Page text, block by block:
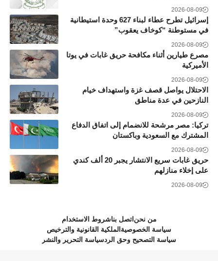
2026-08-09
إسرائيل تطرح عطاء لبناء 627 وحدة استيطانية
في مستوطنة “كوخاف يعقوب”
2026-08-09
مصرع طيارين أثناء مكافحة حريق غابات في يوتا
الأميركية
2026-08-09
الاحتلال يواصل قصف غزة واستهداف خيام
النازحين في عدة مناطق
2026-08-09
تركيا: مصر مرشحة للانضمام إلى اتفاق الدفاع
المشترك مع السعودية وباكستان
2026-08-09
حريق غابات سريع الانتشار يجبر 20 ألف كندي
على إخلاء منازلهم
2026-08-09
من نحن اتصل بناشروط الاستخدام
سياسة الخصوصية الملكية القانونية والترخيص
سياسة التصحيح وحق الردسياسة التحرير والنشر